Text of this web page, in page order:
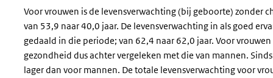
Voor vrouwen is de levensverwachting (bij geboorte) zonder
van 53,9 naar 40,0 jaar. De levensverwachting in als goed
gedaald in die periode; van 62,4 naar 62,0 jaar. Voor
gezondheid dus achter vergeleken met die van mannen.
lager dan voor mannen. De totale levensverwachting voor